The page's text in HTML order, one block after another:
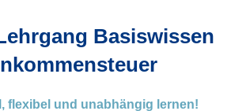
Basiswissen
flexibel und unabhängig lernen!